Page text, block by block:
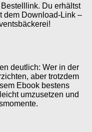
Du erhältst
dem Download-Link –
deutlich: Wer in der
aber trotzdem
Ebook bestens
umzusetzen und